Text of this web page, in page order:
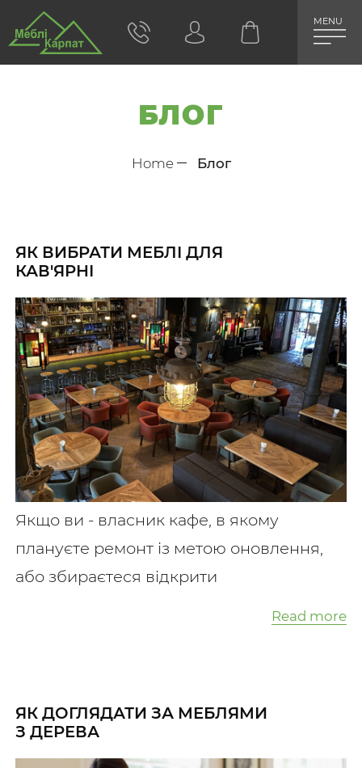
MENU
БЛОГ
Home Блог
ЯК ВИБРАТИ МЕБЛІ ДЛЯ
КАВ'ЯРНІ
Якщо ви - власник кафе, в якому
плануєте ремонт із метою оновлення,
або збираєтеся відкрити
Read more
ЯК ДОГЛЯДАТИ ЗА МЕБЛЯМИ
З ДЕРЕВА